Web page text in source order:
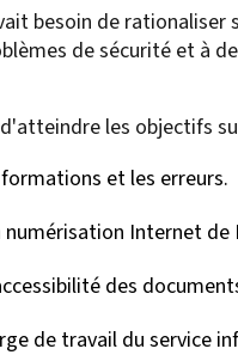
besoin de rationaliser
de sécurité et à
les objectifs
et les erreurs.
Internet de
des
de travail du service